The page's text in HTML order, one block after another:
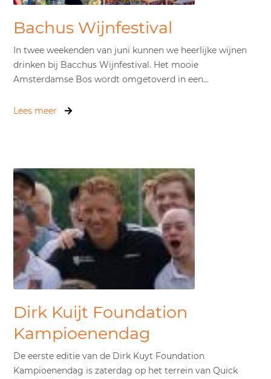
Bachus Wijnfestival
In twee weekenden van juni kunnen we heerlijke wijnen
drinken bij Bacchus Wijnfestival. Het mooie
Amsterdamse Bos wordt omgetoverd in een...
Lees meer
Dirk Kuijt Foundation
Kampioenendag
De eerste editie van de Dirk Kuyt Foundation
Kampioenendag is zaterdag op het terrein van Quick